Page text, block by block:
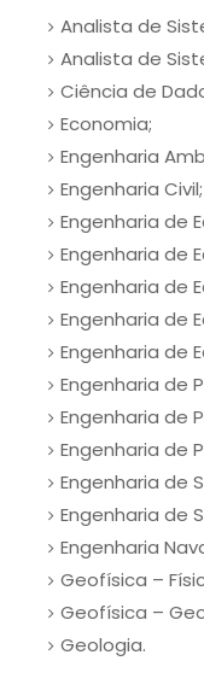
Analista de
Analista de
Ciência de
Economia;
Engenharia
Engenharia Civil;
Engenharia de
Engenharia de
Engenharia de
Engenharia de
Engenharia de
Engenharia de
Engenharia de
Engenharia de
Engenharia de
Engenharia de
Engenharia
Geofísica –
Geofísica –
Geologia.